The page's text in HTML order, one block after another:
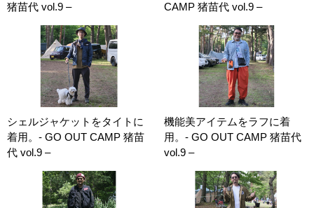
猪苗代 vol.9 –
CAMP 猪苗代 vol.9 –
シェルジャケットをタイトに
着用。- GO OUT CAMP 猪苗
代 vol.9 –
機能美アイテムをラフに着
用。- GO OUT CAMP 猪苗代
vol.9 –